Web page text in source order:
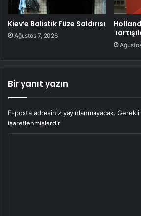
Kiev’e Balistik Füze Saldırısı
Ağustos 7, 2026
Bir yanıt yazın
E-posta adresiniz yayınlanmayacak. Gerekli
işaretlenmişlerdir